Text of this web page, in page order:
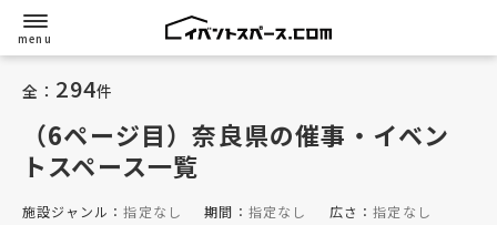
全： 294件
（6ページ目）奈良県の催事・イベン
トスペース一覧
施設ジャンル：指定なし 期間： 指定なし 広さ：指定なし